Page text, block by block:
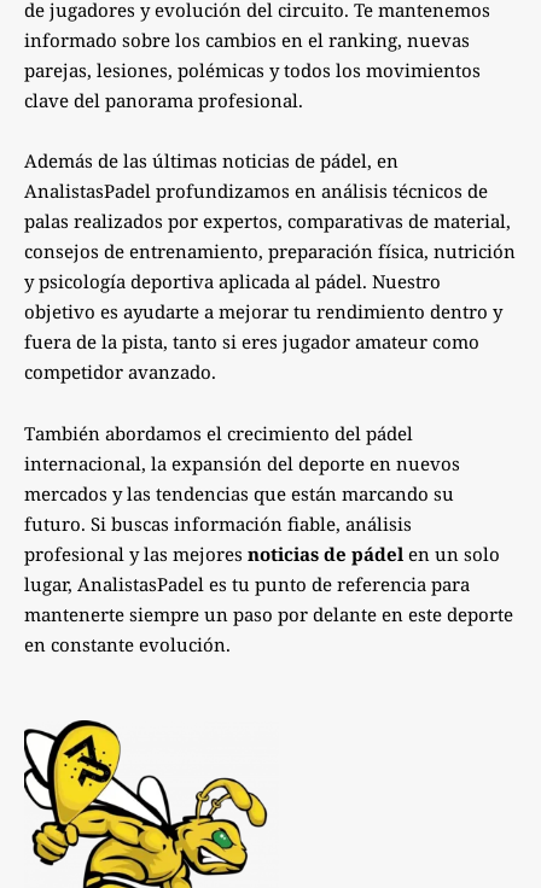
de jugadores y evolución del circuito. Te mantenemos
informado sobre los cambios en el ranking, nuevas
parejas, lesiones, polémicas y todos los movimientos
clave del panorama profesional.
Además de las últimas noticias de pádel, en
AnalistasPadel profundizamos en análisis técnicos de
palas realizados por expertos, comparativas de material,
consejos de entrenamiento, preparación física, nutrición
y psicología deportiva aplicada al pádel. Nuestro
objetivo es ayudarte a mejorar tu rendimiento dentro y
fuera de la pista, tanto si eres jugador amateur como
competidor avanzado.
También abordamos el crecimiento del pádel
internacional, la expansión del deporte en nuevos
mercados y las tendencias que están marcando su
futuro. Si buscas información fiable, análisis
profesional y las mejores noticias de pádel en un solo
lugar, AnalistasPadel es tu punto de referencia para
mantenerte siempre un paso por delante en este deporte
en constante evolución.